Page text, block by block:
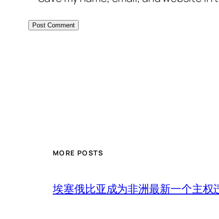
MORE POSTS
埃塞俄比亚成为非洲最新一个主权